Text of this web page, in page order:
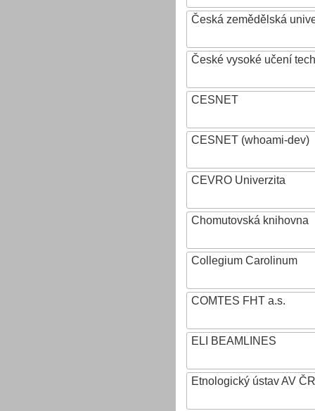
Česká zemědělská
České vysoké učení
CESNET
CESNET (whoami-dev)
CEVRO Univerzita
Chomutovská knihovna
Collegium Carolinum
COMTES FHT a.s.
ELI BEAMLINES
Etnologický ústav AV